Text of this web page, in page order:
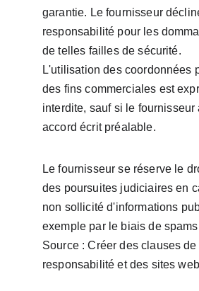
garantie. Le fournisseur
responsabilité pour les
de telles failles de sécurité.
L'utilisation des coordonnées
des fins commerciales est
interdite, sauf si le fournisseur
accord écrit préalable.
Le fournisseur se réserve le
des poursuites judiciaires en
non sollicité d'informations
exemple par le biais de
Source : Créer des clauses de
responsabilité et des sites web